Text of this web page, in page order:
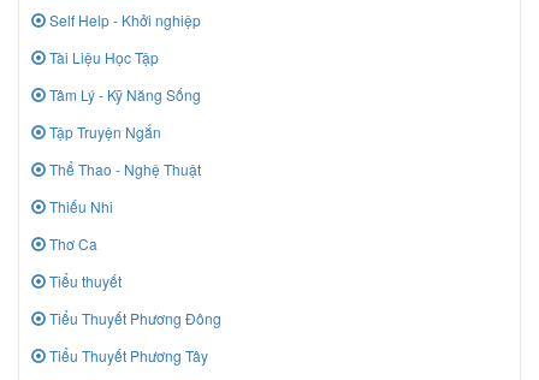
Self Help - Khởi nghiệp
Tài Liệu Học Tập
Tâm Lý - Kỹ Năng Sống
Tập Truyện Ngắn
Thể Thao - Nghệ Thuật
Thiếu Nhi
Thơ Ca
Tiểu thuyết
Tiểu Thuyết Phương Đông
Tiểu Thuyết Phương Tây